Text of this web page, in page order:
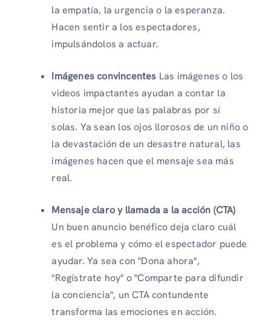
la empatía, la urgencia o la esperanza.
Hacen sentir a los espectadores,
impulsándolos a actuar.
Imágenes convincentes Las imágenes o los
videos impactantes ayudan a contar la
historia mejor que las palabras por sí
solas. Ya sean los ojos llorosos de un niño o
la devastación de un desastre natural, las
imágenes hacen que el mensaje sea más
real.
Mensaje claro y llamada a la acción (CTA)
Un buen anuncio benéfico deja claro cuál
es el problema y cómo el espectador puede
ayudar. Ya sea con "Dona ahora",
"Regístrate hoy" o "Comparte para difundir
la conciencia", un CTA contundente
transforma las emociones en acción.